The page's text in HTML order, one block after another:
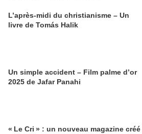
L’après-midi du christianisme – Un
livre de Tomás Halik
Un simple accident – Film palme d’or
2025 de Jafar Panahi
« Le Cri » : un nouveau magazine créé